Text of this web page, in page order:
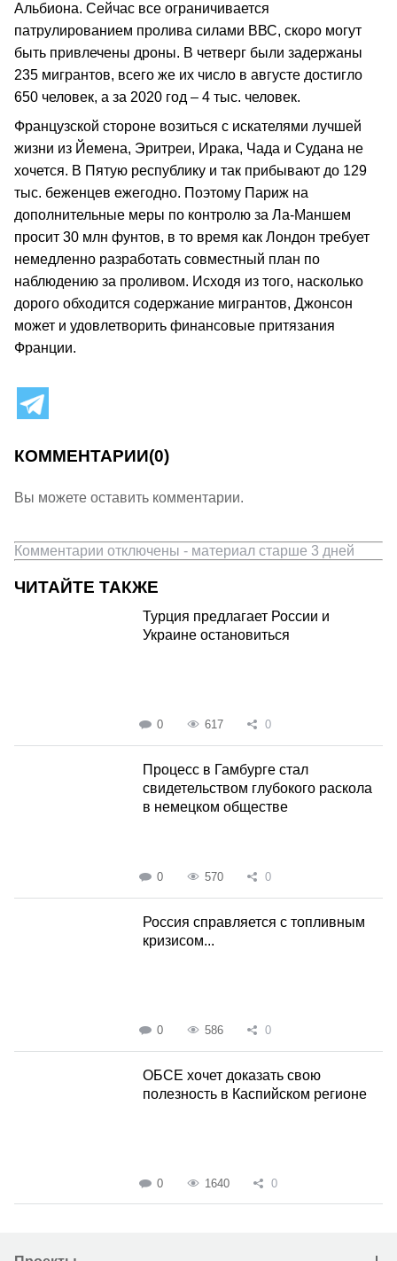
Альбиона. Сейчас все ограничивается
патрулированием пролива силами ВВС, скоро могут
быть привлечены дроны. В четверг были задержаны
235 мигрантов, всего же их число в августе достигло
650 человек, а за 2020 год – 4 тыс. человек.
Французской стороне возиться с искателями лучшей
жизни из Йемена, Эритреи, Ирака, Чада и Судана не
хочется. В Пятую республику и так прибывают до 129
тыс. беженцев ежегодно. Поэтому Париж на
дополнительные меры по контролю за Ла-Маншем
просит 30 млн фунтов, в то время как Лондон требует
немедленно разработать совместный план по
наблюдению за проливом. Исходя из того, насколько
дорого обходится содержание мигрантов, Джонсон
может и удовлетворить финансовые притязания
Франции.
КОММЕНТАРИИ(0)
Вы можете оставить комментарии.
Комментарии отключены - материал старше 3 дней
ЧИТАЙТЕ ТАКЖЕ
Турция предлагает России и
Украине остановиться
0 617 0
Процесс в Гамбурге стал
свидетельством глубокого раскола
в немецком обществе
0 570 0
Россия справляется с топливным
кризисом...
0 586 0
ОБСЕ хочет доказать свою
полезность в Каспийском регионе
0 1640 0